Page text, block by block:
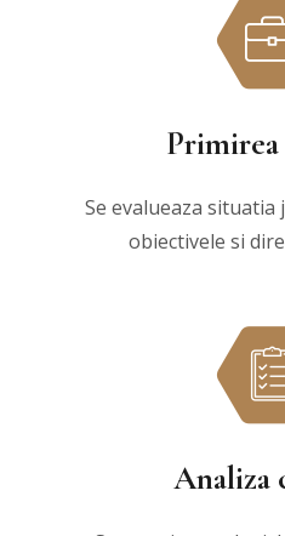
Se evalueaza situatia
obiectivele si
Analiza